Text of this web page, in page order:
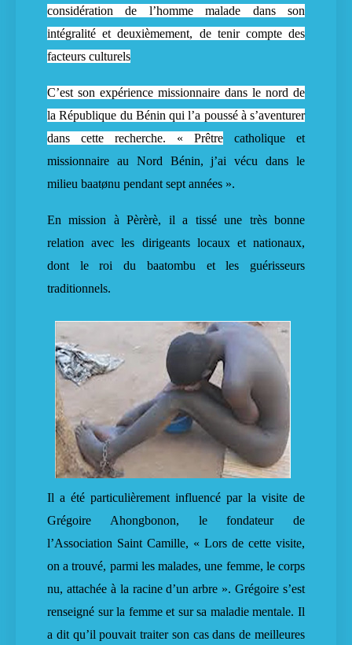
considération de l’homme malade dans son
intégralité et deuxièmement, de tenir compte des
facteurs culturels
C’est son expérience missionnaire dans le nord de
la République du Bénin qui l’a poussé à s’aventurer
dans cette recherche. « Prêtre catholique et
missionnaire au Nord Bénin, j’ai vécu dans le
milieu baatønu pendant sept années ».
En mission à Pèrèrè, il a tissé une très bonne
relation avec les dirigeants locaux et nationaux,
dont le roi du baatombu et les guérisseurs
traditionnels.
Il a été particulièrement influencé par la visite de
Grégoire Ahongbonon, le fondateur de
l’Association Saint Camille, « Lors de cette visite,
on a trouvé, parmi les malades, une femme, le corps
nu, attachée à la racine d’un arbre ». Grégoire s’est
renseigné sur la femme et sur sa maladie mentale. Il
a dit qu’il pouvait traiter son cas dans de meilleures